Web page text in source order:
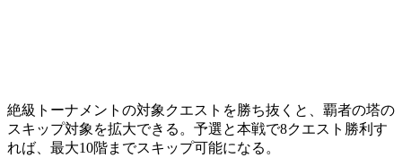
絶級トーナメントの対象クエストを勝ち抜くと、覇者の塔の
スキップ対象を拡大できる。予選と本戦で8クエスト勝利す
れば、最大10階までスキップ可能になる。